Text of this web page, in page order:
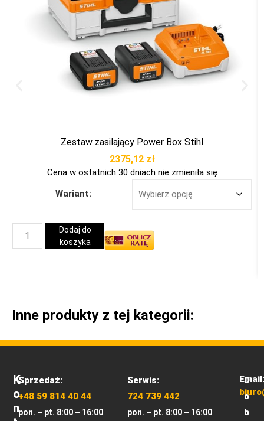
Zestaw zasilający Power Box Stihl
2375,12 zł
Cena w ostatnich 30 dniach nie zmieniła się
Wariant:
Dodaj do
koszyka
Inne produkty z tej kategorii:
K
O
N
Sprzedaż:
+48 59 814 40 44
pon. – pt. 8:00 – 16:00
Serwis:
724 739 442
pon. – pt. 8:00 – 16:00
Email:
D
o
b